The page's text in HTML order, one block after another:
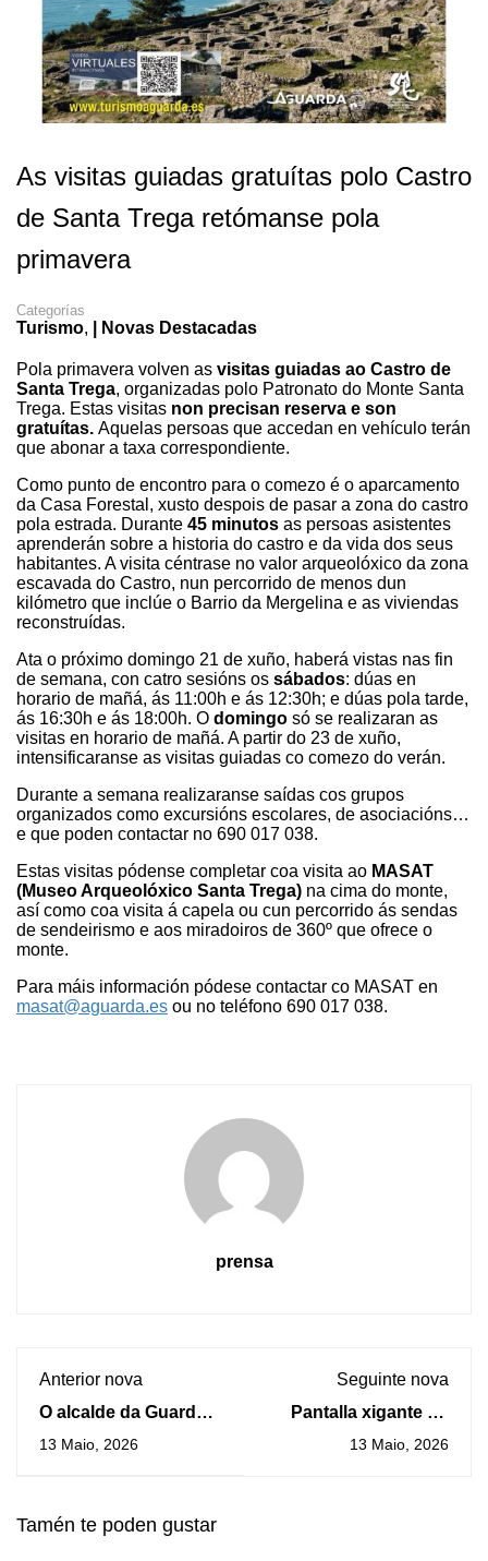
As visitas guiadas gratuítas polo Castro
de Santa Trega retómanse pola
primavera
Categorías
Turismo, | Novas Destacadas
Pola primavera volven as visitas guiadas ao Castro de
Santa Trega, organizadas polo Patronato do Monte Santa
Trega. Estas visitas non precisan reserva e son
gratuítas. Aquelas persoas que accedan en vehículo terán
que abonar a taxa correspondiente.
Como punto de encontro para o comezo é o aparcamento
da Casa Forestal, xusto despois de pasar a zona do castro
pola estrada. Durante 45 minutos as persoas asistentes
aprenderán sobre a historia do castro e da vida dos seus
habitantes. A visita céntrase no valor arqueolóxico da zona
escavada do Castro, nun percorrido de menos dun
kilómetro que inclúe o Barrio da Mergelina e as viviendas
reconstruídas.
Ata o próximo domingo 21 de xuño, haberá vistas nas fin
de semana, con catro sesións os sábados: dúas en
horario de mañá, ás 11:00h e ás 12:30h; e dúas pola tarde,
ás 16:30h e ás 18:00h. O domingo só se realizaran as
visitas en horario de mañá. A partir do 23 de xuño,
intensificaranse as visitas guiadas co comezo do verán.
Durante a semana realizaranse saídas cos grupos
organizados como excursións escolares, de asociacións…
e que poden contactar no 690 017 038.
Estas visitas pódense completar coa visita ao MASAT
(Museo Arqueolóxico Santa Trega) na cima do monte,
así como coa visita á capela ou cun percorrido ás sendas
de sendeirismo e aos miradoiros de 360º que ofrece o
monte.
Para máis información pódese contactar co MASAT en
masat@aguarda.es ou no teléfono 690 017 038.
prensa
Anterior nova
O alcalde da Guarda
visita ás novas
13 Maio, 2026
Seguinte nova
Pantalla xigante no
Pavillón da Sangriña
13 Maio, 2026
Tamén te poden gustar